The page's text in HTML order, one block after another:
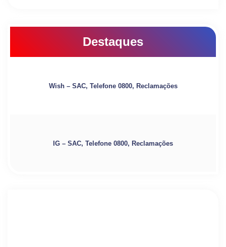
Destaques
Wish – SAC, Telefone 0800, Reclamações
IG – SAC, Telefone 0800, Reclamações